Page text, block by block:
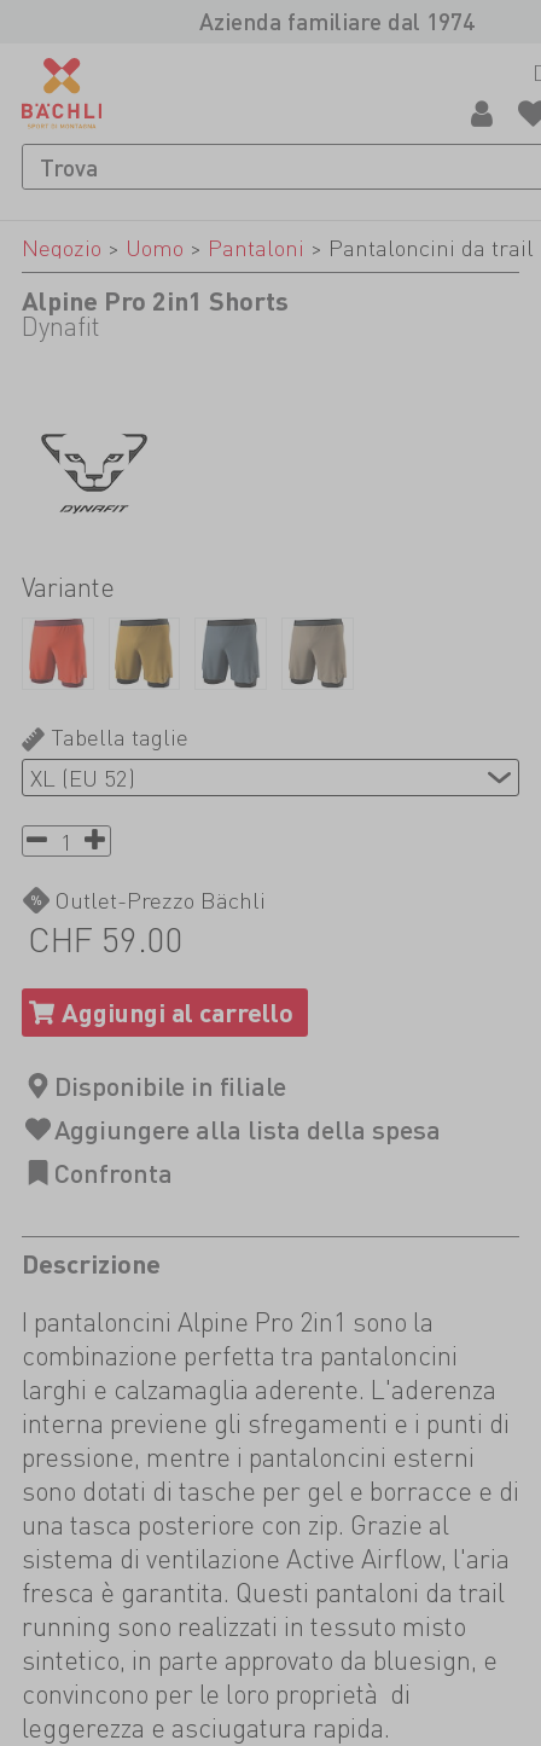
Azienda familiare dal 1974
Negozio > Uomo > Pantaloni > Pantaloncini da
Alpine Pro 2in1 Shorts
Dynafit
Variante
Tabella taglie
Outlet-Prezzo Bächli
CHF 59.00
Descrizione
I pantaloncini Alpine Pro 2in1 sono la
combinazione perfetta tra pantaloncini
larghi e calzamaglia aderente. L'aderenza
interna previene gli sfregamenti e i punti di
pressione, mentre i pantaloncini esterni
sono dotati di tasche per gel e borracce e di
una tasca posteriore con zip. Grazie al
sistema di ventilazione Active Airflow, l'aria
fresca è garantita. Questi pantaloni da trail
running sono realizzati in tessuto misto
sintetico, in parte approvato da bluesign, e
convincono per le loro proprietà di
leggerezza e asciugatura rapida.